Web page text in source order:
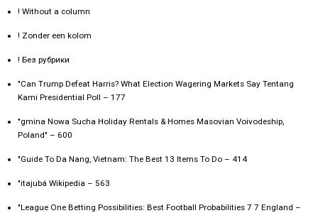
! Without a column
! Zonder een kolom
! Без рубрики
"Can Trump Defeat Harris? What Election Wagering Markets Say Tentang
Kami Presidential Poll – 177
"gmina Nowa Sucha Holiday Rentals & Homes Masovian Voivodeship,
Poland" – 600
"Guide To Da Nang, Vietnam: The Best 13 Items To Do – 414
"itajubá Wikipedia – 563
"League One Betting Possibilities: Best Football Probabilities 7 7 England –